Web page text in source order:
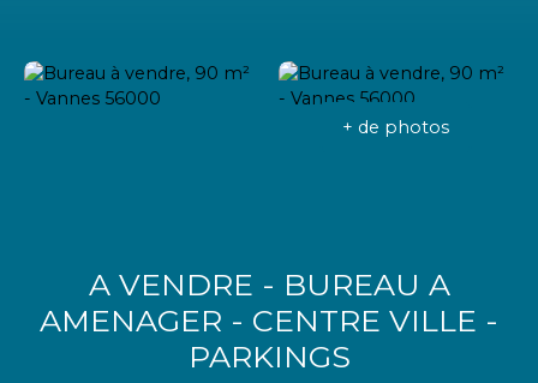
+ de photos
A VENDRE - BUREAU A
AMENAGER - CENTRE VILLE -
PARKINGS